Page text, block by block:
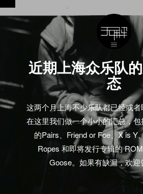
近期上海众乐队
态
这两个月上海不少乐队都已经或
在这里我们做一个小小的汇总，
的Pairs、Friend or Foe、X is Y
Ropes 和即将发行专辑的
Goose。如果有缺漏，欢迎